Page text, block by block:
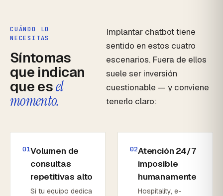
CUÁNDO LO
NECESITAS
Síntomas
que indican
que esel
momento.
Implantar chatbot tiene
sentido en estos cuatro
escenarios. Fuera de ellos
suele ser inversión
cuestionable — y conviene
tenerlo claro:
01Volumen de
consultas
repetitivas alto
Si tu equipo dedica
02Atención 24/7
imposible
humanamente
Hospitality, e-